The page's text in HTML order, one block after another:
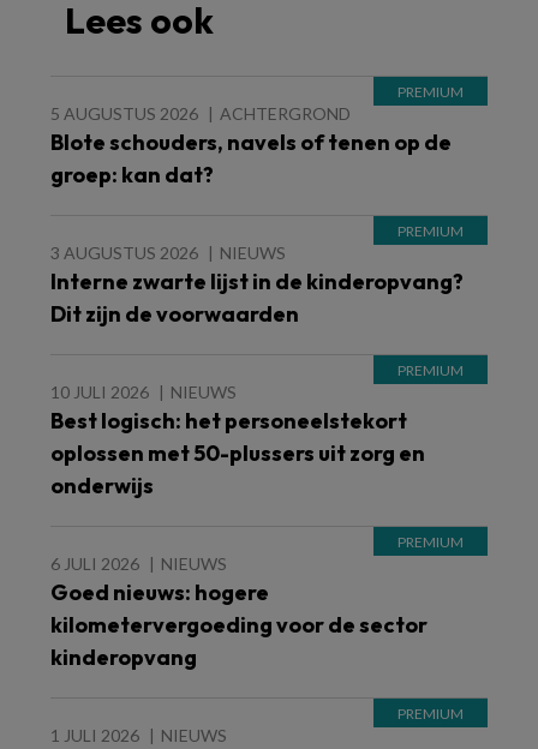
Lees ook
5 AUGUSTUS 2026 ACHTERGROND
Blote schouders, navels of tenen op de
groep: kan dat?
3 AUGUSTUS 2026 NIEUWS
Interne zwarte lijst in de kinderopvang?
Dit zijn de voorwaarden
10 JULI 2026 NIEUWS
Best logisch: het personeelstekort
oplossen met 50-plussers uit zorg en
onderwijs
6 JULI 2026 NIEUWS
Goed nieuws: hogere
kilometervergoeding voor de sector
kinderopvang
1 JULI 2026 NIEUWS